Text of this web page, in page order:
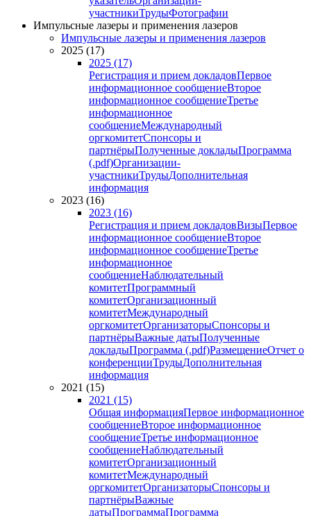
участникиТрудыФотографии
Импульсные лазеры и применения лазеров
Импульсные лазеры и применения лазеров
2025 (17)
2025 (17)
Регистрация и прием докладовПервое
информационное сообщениеВторое
информационное сообщениеТретье
информационное
сообщениеМеждународный
оргкомитетСпонсоры и
партнёрыПолученные докладыПрограмма
(.pdf)Организации-
участникиТрудыДополнительная
информация
2023 (16)
2023 (16)
Регистрация и прием докладовВизыПервое
информационное сообщениеВторое
информационное сообщениеТретье
информационное
сообщениеНаблюдательный
комитетПрограммный
комитетОрганизационный
комитетМеждународный
оргкомитетОрганизаторыСпонсоры и
партнёрыВажные датыПолученные
докладыПрограмма (.pdf)РазмещениеОтчет о
конференцииТрудыДополнительная
информация
2021 (15)
2021 (15)
Общая информацияПервое информационное
сообщениеВторое информационное
сообщениеТретье информационное
сообщениеНаблюдательный
комитетОрганизационный
комитетМеждународный
оргкомитетОрганизаторыСпонсоры и
партнёрыВажные
датыПрограммаПрограмма